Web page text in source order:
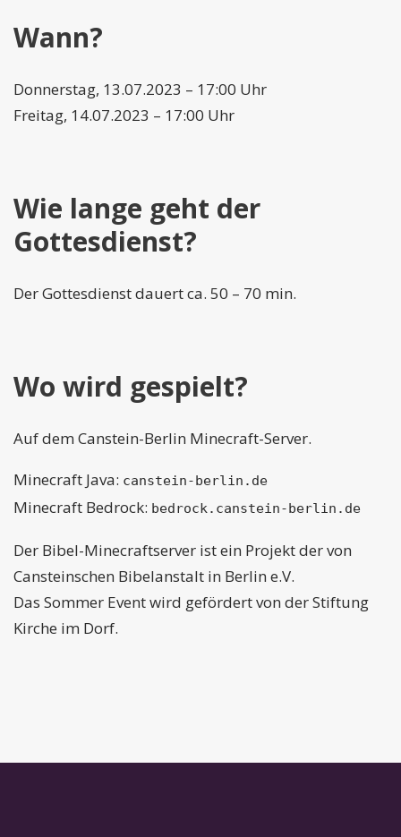
Wann?
Donnerstag, 13.07.2023 – 17:00 Uhr
Freitag, 14.07.2023 – 17:00 Uhr
Wie lange geht der
Gottesdienst?
Der Gottesdienst dauert ca. 50 – 70 min.
Wo wird gespielt?
Auf dem Canstein-Berlin Minecraft-Server.
Minecraft Java: canstein-berlin.de
Minecraft Bedrock: bedrock.canstein-berlin.de
Der Bibel-Minecraftserver ist ein Projekt der von
Cansteinschen Bibelanstalt in Berlin e.V.
Das Sommer Event wird gefördert von der Stiftung
Kirche im Dorf.